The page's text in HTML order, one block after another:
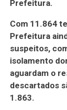
Prefeitura.
Com 11.864
Prefeitura
suspeitos,
isolamento
aguardam o
descartados
1.863.